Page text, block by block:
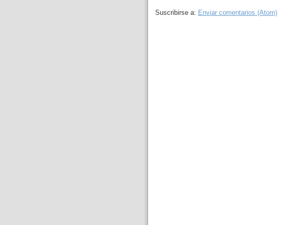
Suscribirse a: Enviar comentarios (Atom)